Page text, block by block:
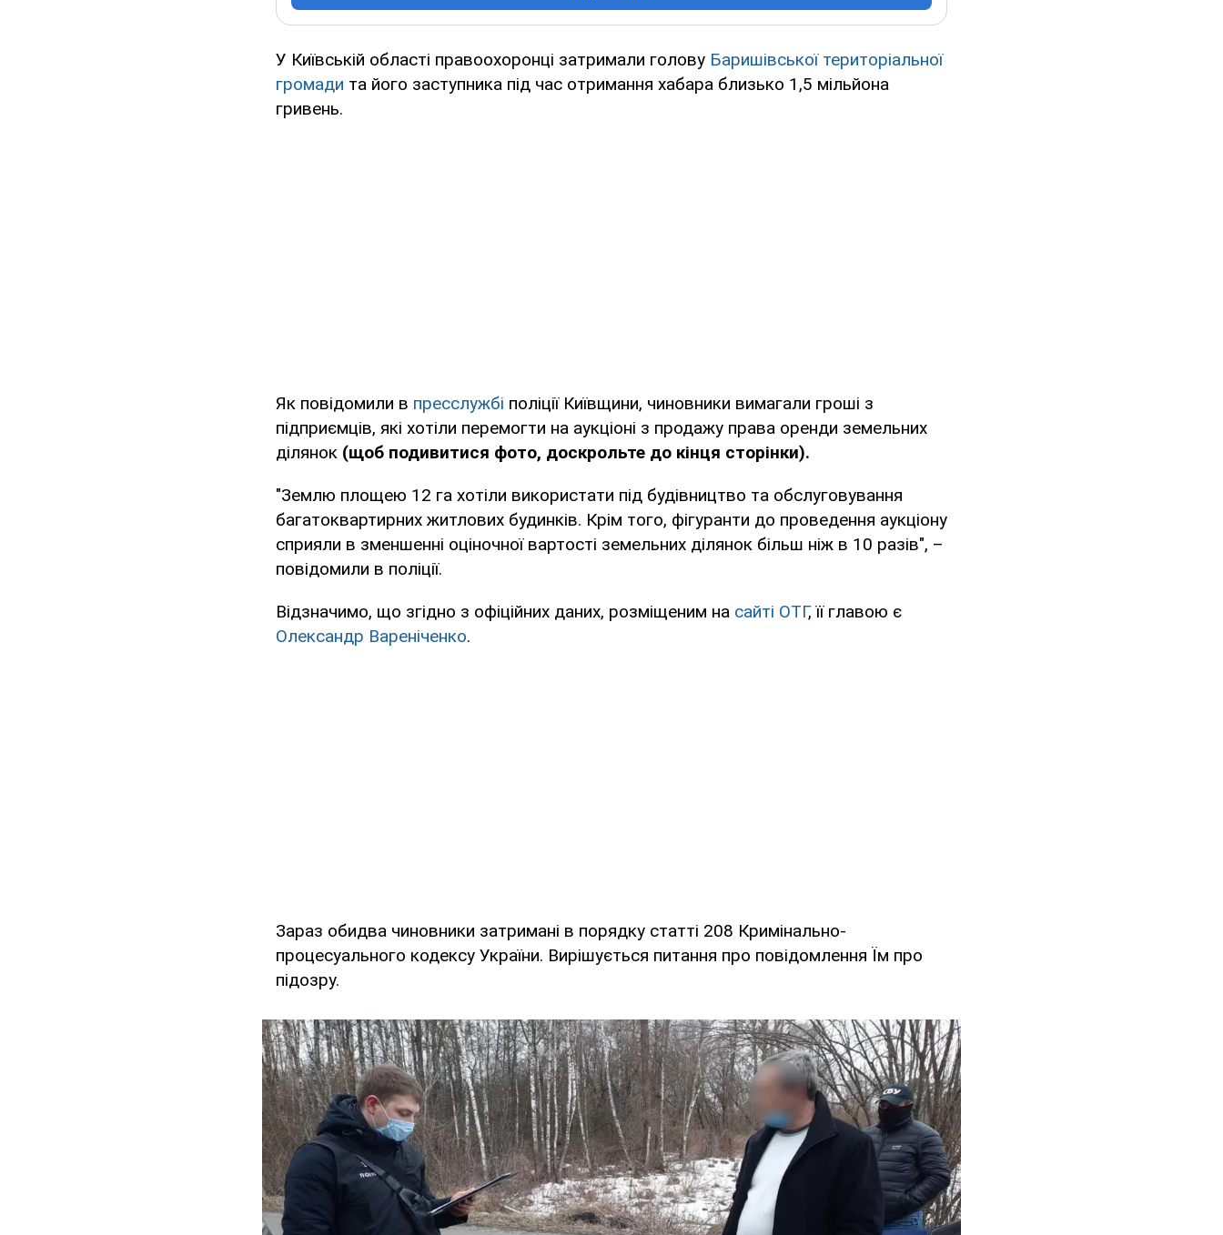
У Київській області правоохоронці затримали голову Баришівської територіальної
громади та його заступника під час отримання хабара близько 1,5 мільйона
гривень.
Як повідомили в пресслужбі поліції Київщини, чиновники вимагали гроші з
підприємців, які хотіли перемогти на аукціоні з продажу права оренди земельних
ділянок (щоб подивитися фото, доскрольте до кінця сторінки).
"Землю площею 12 га хотіли використати під будівництво та обслуговування
багатоквартирних житлових будинків. Крім того, фігуранти до проведення аукціону
сприяли в зменшенні оціночної вартості земельних ділянок більш ніж в 10 разів", –
повідомили в поліції.
Відзначимо, що згідно з офіційних даних, розміщеним на сайті ОТГ, її главою є
Олександр Вареніченко.
Зараз обидва чиновники затримані в порядку статті 208 Кримінально-
процесуального кодексу України. Вирішується питання про повідомлення Їм про
підозру.